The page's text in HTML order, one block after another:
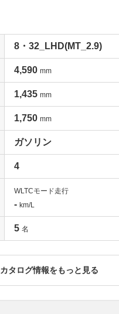
8・32_LHD(MT_2.9)
4,590 mm
1,435 mm
1,750 mm
ガソリン
4
WLTCモード走行
- km/L
5 名
カタログ情報をもっと見る